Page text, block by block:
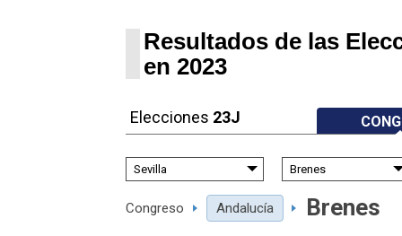
Resultados de las
en 2023
Elecciones 23J
Congreso Andalucía Brenes